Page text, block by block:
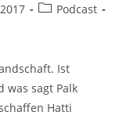
Beitrags-
Podcast
Ist
was sagt Palk
Hatti